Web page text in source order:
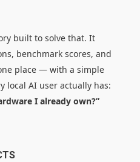
built to solve that. It
benchmark scores, and
place — with a simple
local AI user actually has:
I already own?”